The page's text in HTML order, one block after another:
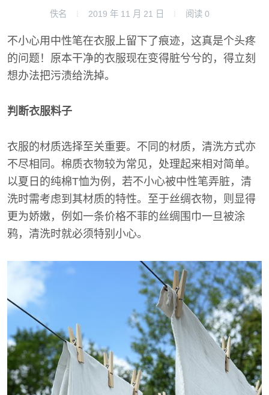
佚名 2019 年 11 月 21 日 阅读 0
不小心用中性笔在衣服上留下了痕迹，这真是个头疼
的问题！原本干净的衣服现在变得脏兮兮的，得立刻
想办法把污渍给洗掉。
判断衣服料子
衣服的材质选择至关重要。不同的材质，清洗方式亦
不尽相同。棉质衣物较为常见，处理起来相对简单。
以夏日的纯棉T恤为例，若不小心被中性笔弄脏，清
洗时需考虑到其材质的特性。至于丝绸衣物，则显得
更为娇嫩，例如一条价格不菲的丝绸围巾一旦被涂
鸦，清洗时就必须特别小心。